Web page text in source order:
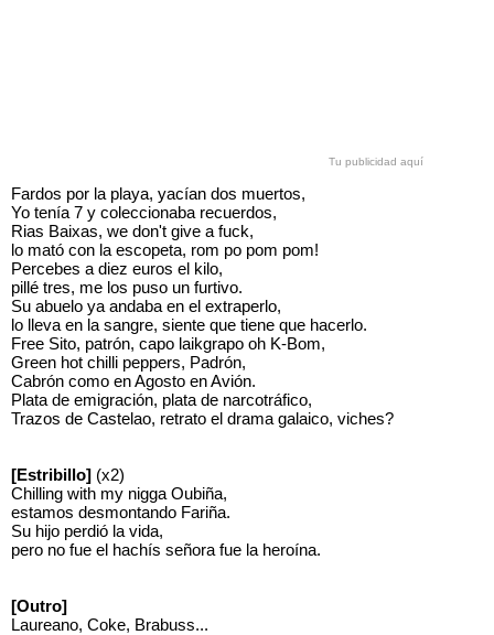
Tu publicidad aquí
Fardos por la playa, yacían dos muertos,
Yo tenía 7 y coleccionaba recuerdos,
Rias Baixas, we don't give a fuck,
lo mató con la escopeta, rom po pom pom!
Percebes a diez euros el kilo,
pillé tres, me los puso un furtivo.
Su abuelo ya andaba en el extraperlo,
lo lleva en la sangre, siente que tiene que hacerlo.
Free Sito, patrón, capo laikgrapo oh K-Bom,
Green hot chilli peppers, Padrón,
Cabrón como en Agosto en Avión.
Plata de emigración, plata de narcotráfico,
Trazos de Castelao, retrato el drama galaico, viches?
[Estribillo] (x2)
Chilling with my nigga Oubiña,
estamos desmontando Fariña.
Su hijo perdió la vida,
pero no fue el hachís señora fue la heroína.
[Outro]
Laureano, Coke, Brabuss...